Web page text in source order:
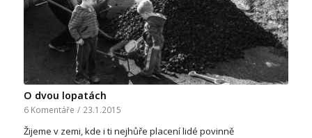
O dvou lopatách
6 Komentáře / 23.1.2015
Žijeme v zemi, kde i ti nejhůře placení lidé povinně